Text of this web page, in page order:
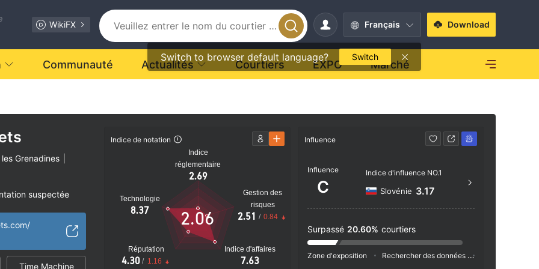
WikiFX Français
Switch to browser default language? Switch
Download
Communauté Actualités Courtiers EXPO Marché
Grenadines
suspectée
Time Machine
Indice de notation
Indice
réglementaire
2.69
Technologie
8.37
Réputation
4.30 / 1.16
Indice d'affaires
7.63
Gestion des
risques
2.51 / 0.84
2.06
Influence
Influence
C
Indice d'influence NO.1
Slovénie 3.17
Surpassé 20.60% courtiers
Zone d'exposition Rechercher des données